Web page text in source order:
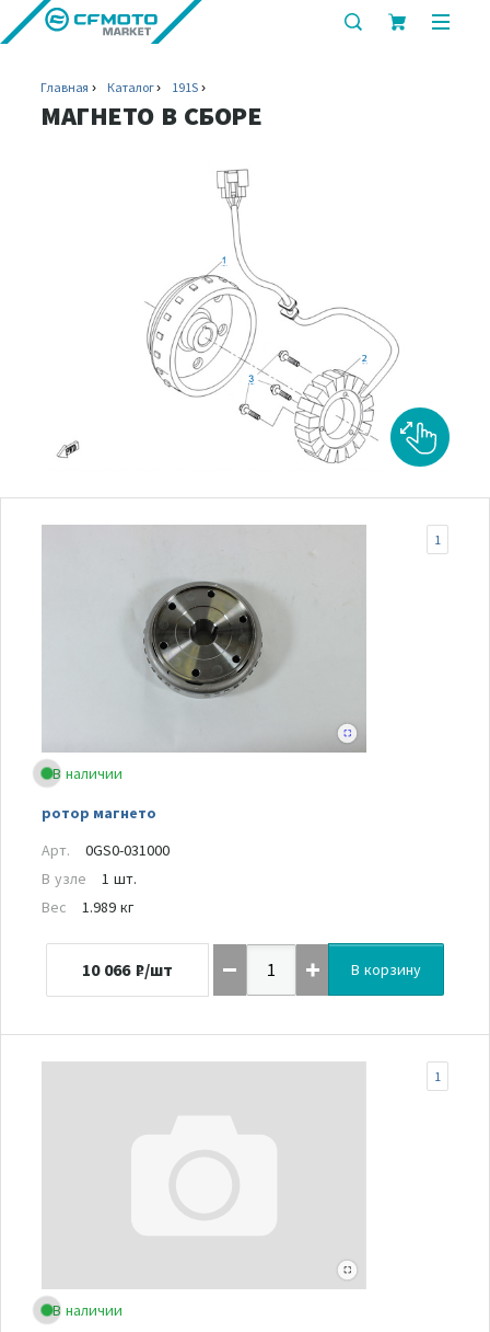
показать
Главная Каталог 191S
МАГНЕТО В СБОРЕ
В наличии
ротор магнето
1
Арт.
0GS0-031000
В узле
1 шт.
Вес
1.989 кг
10 066 ₽/шт В корзину
В наличии
1